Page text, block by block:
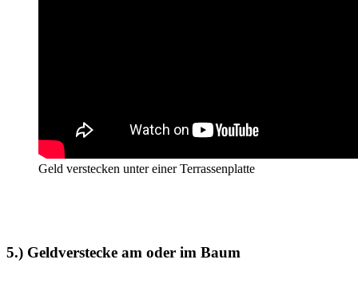
Geld verstecken unter einer Terrassenplatte
5.) Geldverstecke am oder im Baum